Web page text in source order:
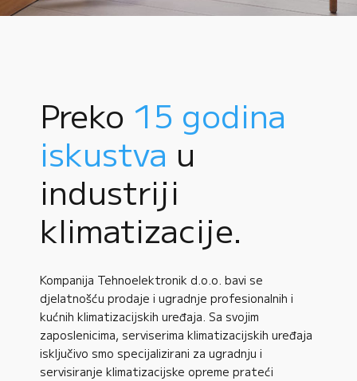
Preko 15 godina
iskustva u
industriji
klimatizacije.
Kompanija Tehnoelektronik d.o.o. bavi se
djelatnošću prodaje i ugradnje profesionalnih i
kućnih klimatizacijskih uređaja. Sa svojim
zaposlenicima, serviserima klimatizacijskih uređaja
isključivo smo specijalizirani za ugradnju i
servisiranje klimatizacijske opreme prateći